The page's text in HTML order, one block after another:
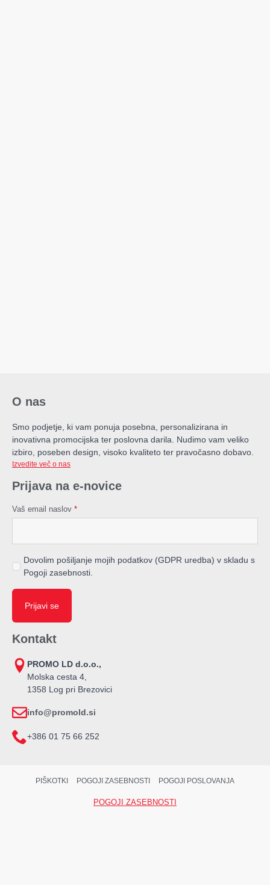
O nas
Smo podjetje, ki vam ponuja posebna, personalizirana in
inovativna promocijska ter poslovna darila. Nudimo vam veliko
izbiro, poseben design, visoko kvaliteto ter pravočasno dobavo.
Izvedite več o nas
Prijava na e-novice
Vaš email naslov *
Dovolim pošiljanje mojih podatkov (GDPR uredba) v skladu s
Pogoji zasebnosti.
Prijavi se
Kontakt
PROMO LD d.o.o.,
Molska cesta 4,
1358 Log pri Brezovici
info@promold.si
+386 01 75 66 252
PIŠKOTKI POGOJI ZASEBNOSTI POGOJI POSLOVANJA
POGOJI ZASEBNOSTI